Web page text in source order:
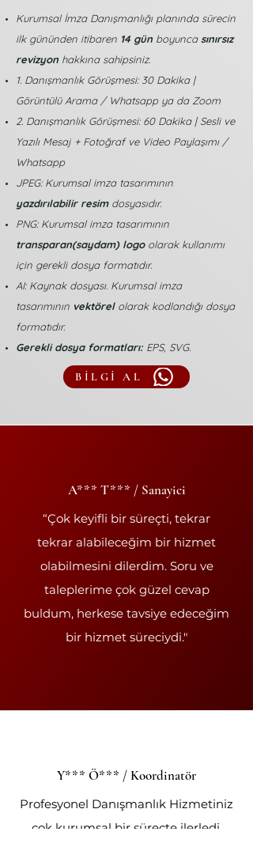
Kurumsal İmza Danışmanlığı planında sürecin
ilk gününden itibaren 14 gün boyuncasınırsız
revizyon hakkına sahipsiniz.
1. Danışmanlık Görüşmesi: 30 Dakika |
Görüntülü Arama / Whatsapp ya da Zoom
2. Danışmanlık Görüşmesi: 60 Dakika | Sesli ve
Yazılı Mesaj + Fotoğraf ve Video Paylaşımı /
Whatsapp
JPEG: Kurumsal imza tasarımının
yazdırılabilir resim dosyasıdır.
PNG: Kurumsal imza tasarımının
transparan(saydam) logo olarak kullanımı
için gerekli dosya formatıdır.
AI: Kaynak dosyası. Kurumsal imza
tasarımının vektörel olarak kodlandığı dosya
formatıdır.
Gerekli dosya formatları: EPS, SVG.
BİLGİ AL
A*** T*** / Sanayici
“Çok keyifli bir süreçti, tekrar
tekrar alabileceğim bir hizmet
olabilmesini dilerdim. Soru ve
taleplerime çok güzel cevap
buldum, herkese tavsiye edeceğim
bir hizmet süreciydi."
Y*** Ö*** / Koordinatör
Profesyonel Danışmanlık Hizmetiniz
çok kurumsal bir süreçte ilerledi.